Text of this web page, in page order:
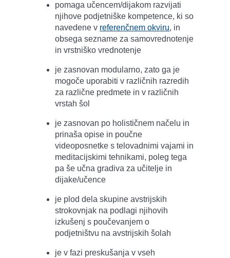
pomaga učencem/dijakom razvijati
njihove podjetniške kompetence, ki so
navedene v referenčnem okviru, in
obsega sezname za samovrednotenje
in vrstniško vrednotenje
je zasnovan modularno, zato ga je
mogoče uporabiti v različnih razredih
za različne predmete in v različnih
vrstah šol
je zasnovan po holističnem načelu in
prinaša opise in poučne
videoposnetke s telovadnimi vajami in
meditacijskimi tehnikami, poleg tega
pa še učna gradiva za učitelje in
dijake/učence
je plod dela skupine avstrijskih
strokovnjak na podlagi njihovih
izkušenj s poučevanjem o
podjetništvu na avstrijskih šolah
je v fazi preskušanja v vseh